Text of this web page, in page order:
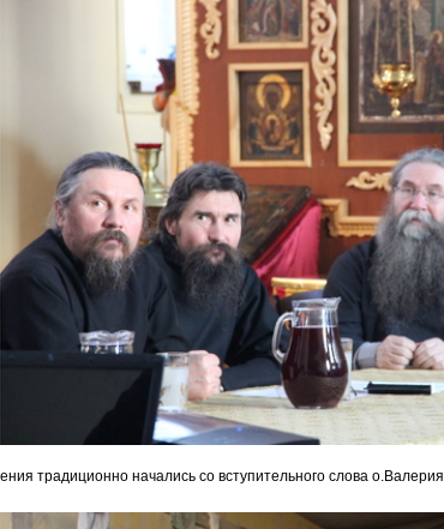
традиционно начались со вступительного слова